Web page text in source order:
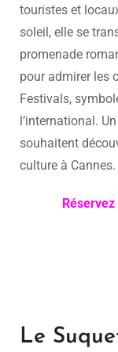
touristes et
soleil, elle se
promenade
pour admirer les
Festivals,
l’international.
souhaitent
culture à Cannes.
Le